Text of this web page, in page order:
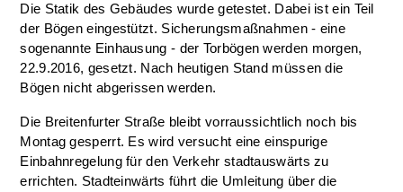
Die Statik des Gebäudes wurde getestet. Dabei ist ein Teil
der Bögen eingestützt. Sicherungsmaßnahmen - eine
sogenannte Einhausung - der Torbögen werden morgen,
22.9.2016, gesetzt. Nach heutigen Stand müssen die
Bögen nicht abgerissen werden.
Die Breitenfurter Straße bleibt vorraussichtlich noch bis
Montag gesperrt. Es wird versucht eine einspurige
Einbahnregelung für den Verkehr stadtauswärts zu
errichten. Stadteinwärts führt die Umleitung über die